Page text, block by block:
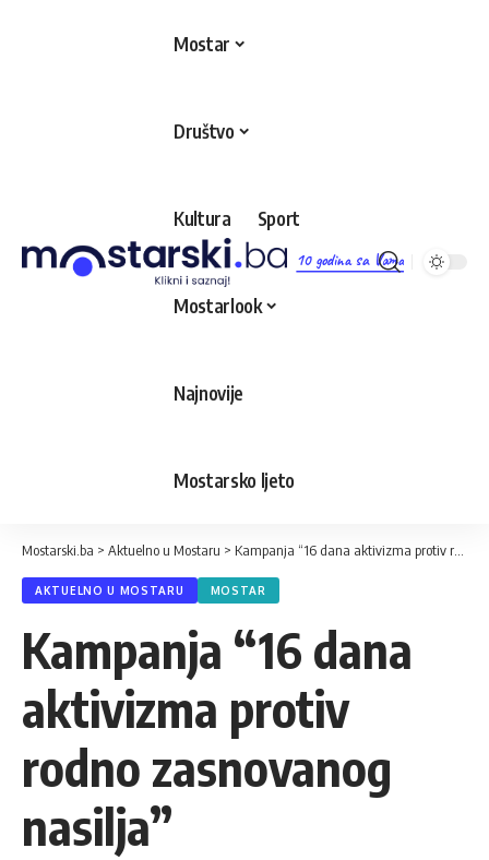
10 godina sa Vama
Mostar
Društvo
Kultura Sport
Mostarlook
Najnovije
Mostarsko ljeto
Mostarski.ba > Aktuelno u Mostaru > Kampanja “16 dana aktivizma protiv rodno zasnovanog nasilja”
AKTUELNO U MOSTARU MOSTAR
Kampanja “16 dana
aktivizma protiv
rodno zasnovanog
nasilja”